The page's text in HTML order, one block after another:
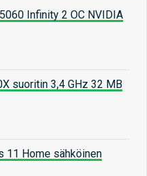
Infinity 2 OC NVIDIA
suoritin 3,4 GHz 32 MB
11 Home sähköinen